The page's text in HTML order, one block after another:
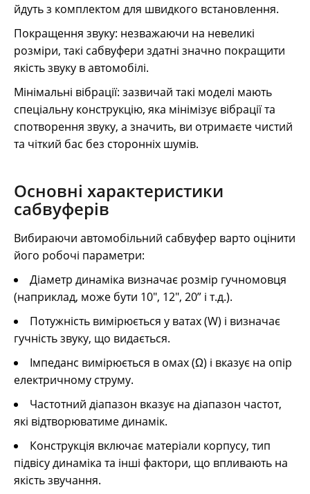
йдуть з комплектом для швидкого встановлення.
Покращення звуку: незважаючи на невеликі
розміри, такі сабвуфери здатні значно покращити
якість звуку в автомобілі.
Мінімальні вібрації: зазвичай такі моделі мають
спеціальну конструкцію, яка мінімізує вібрації та
спотворення звуку, а значить, ви отримаєте чистий
та чіткий бас без сторонніх шумів.
Основні характеристики
сабвуферів
Вибираючи автомобільний сабвуфер варто оцінити
його робочі параметри:
Діаметр динаміка визначає розмір гучномовця
(наприклад, може бути 10", 12", 20” і т.д.).
Потужність вимірюється у ватах (W) і визначає
гучність звуку, що видається.
Імпеданс вимірюється в омах (Ω) і вказує на опір
електричному струму.
Частотний діапазон вказує на діапазон частот,
які відтворюватиме динамік.
Конструкція включає матеріали корпусу, тип
підвісу динаміка та інші фактори, що впливають на
якість звучання.